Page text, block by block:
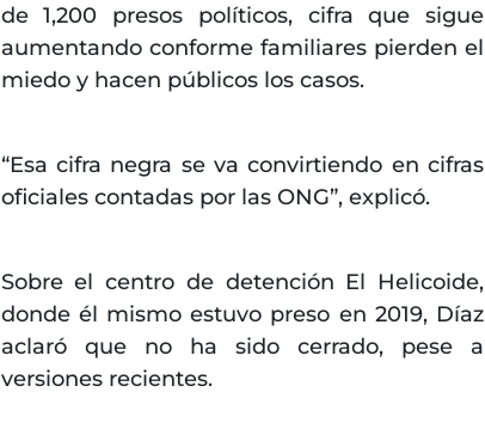
de 1,200 presos políticos, cifra que sigue
aumentando conforme familiares pierden el
miedo y hacen públicos los casos.
“Esa cifra negra se va convirtiendo en cifras
oficiales contadas por las ONG”, explicó.
Sobre el centro de detención El Helicoide,
donde él mismo estuvo preso en 2019, Díaz
aclaró que no ha sido cerrado, pese a
versiones recientes.